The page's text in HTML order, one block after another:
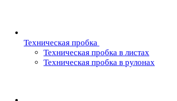
Техническая пробка
Техническая пробка в листах
Техническая пробка в рулонах